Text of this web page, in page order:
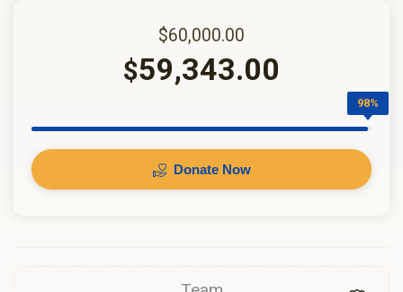
$60,000.00
$59,343.00
98%
Donate Now